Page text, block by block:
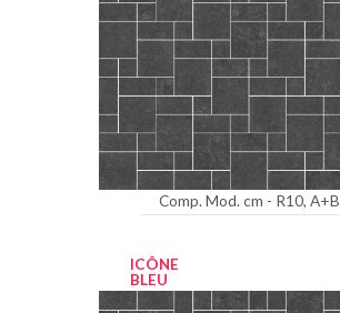
Comp. Mod. cm - R10, A+B
ICÔNE
BLEU